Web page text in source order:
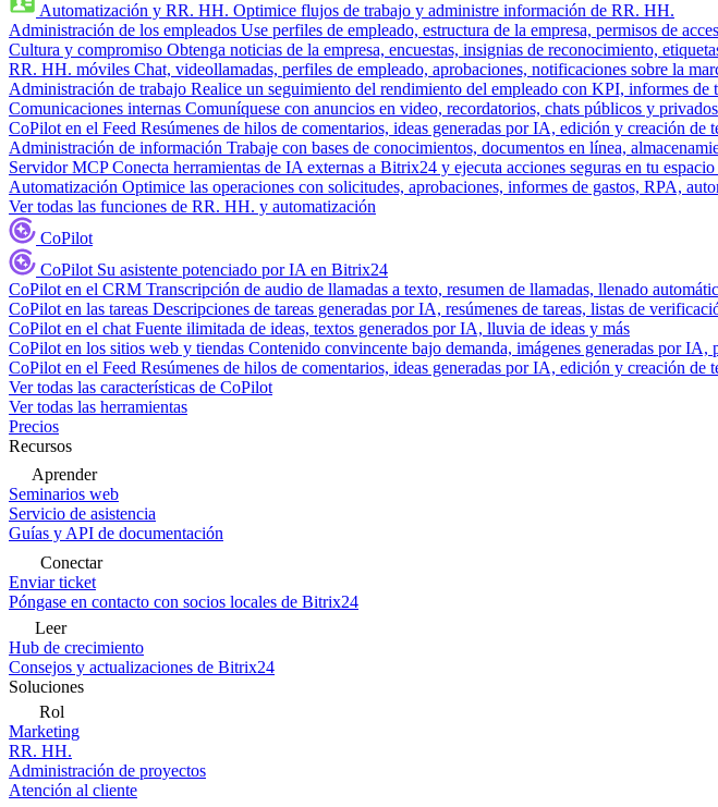
Automatización y RR. HH. Optimice flujos de trabajo y administre información de RR. HH.
Administración de los empleados Use perfiles de empleado, estructura de la empresa, permisos de
Cultura y compromiso Obtenga noticias de la empresa, encuestas, insignias de reconocimiento,
RR. HH. móviles Chat, videollamadas, perfiles de empleado, aprobaciones, notificaciones sobre la
Administración de trabajo Realice un seguimiento del rendimiento del empleado con KPI, informes de
Comunicaciones internas Comuníquese con anuncios en video, recordatorios, chats públicos y privados
CoPilot en el Feed Resúmenes de hilos de comentarios, ideas generadas por IA, edición y creación de
Administración de información Trabaje con bases de conocimientos, documentos en línea,
Servidor MCP Conecta herramientas de IA externas a Bitrix24 y ejecuta acciones seguras en tu
Automatización Optimice las operaciones con solicitudes, aprobaciones, informes de gastos, RPA,
Ver todas las funciones de RR. HH. y automatización
CoPilot
CoPilot Su asistente potenciado por IA en Bitrix24
CoPilot en el CRM Transcripción de audio de llamadas a texto, resumen de llamadas, llenado
CoPilot en las tareas Descripciones de tareas generadas por IA, resúmenes de tareas, listas de
CoPilot en el chat Fuente ilimitada de ideas, textos generados por IA, lluvia de ideas y más
CoPilot en los sitios web y tiendas Contenido convincente bajo demanda, imágenes generadas por IA,
CoPilot en el Feed Resúmenes de hilos de comentarios, ideas generadas por IA, edición y creación de
Ver todas las características de CoPilot
Ver todas las herramientas
Precios
Recursos
Aprender
Seminarios web
Servicio de asistencia
Guías y API de documentación
Conectar
Enviar ticket
Póngase en contacto con socios locales de Bitrix24
Leer
Hub de crecimiento
Consejos y actualizaciones de Bitrix24
Soluciones
Rol
Marketing
RR. HH.
Administración de proyectos
Atención al cliente